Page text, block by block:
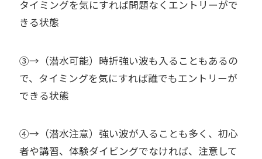
タイミングを気にすれば問題なくエントリーがで
きる状態
③→（潜水可能）時折強い波も入ることもあるの
で、タイミングを気にすれば誰でもエントリーが
できる状態
④→（潜水注意）強い波が入ることも多く、初心
者や講習、体験ダイビングでなければ、注意して